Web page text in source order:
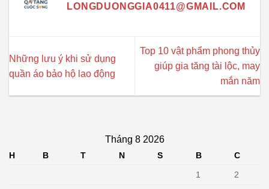
LONGDUONGGIA0411@GMAIL.COM
Những lưu ý khi sử dụng
quần áo bảo hộ lao động
Top 10 vật phẩm phong thủy
giúp gia tăng tài lộc, may
mắn năm
Tháng 8 2026
H B T N S B
C
1
2